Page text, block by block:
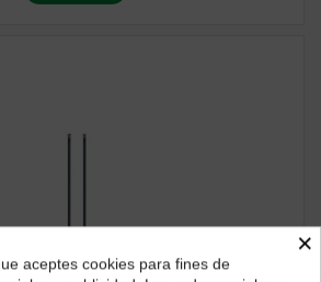
×
aceptes cookies para fines de